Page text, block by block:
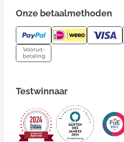
Onze betaalmethoden
Testwinnaar